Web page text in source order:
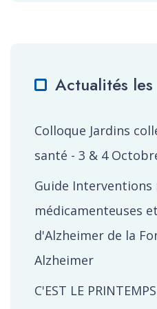
Actualités
Colloque Jardins
santé - 3 & 4
Guide Interventions
médicamenteuses
d'Alzheimer de la
Alzheimer
C'EST LE